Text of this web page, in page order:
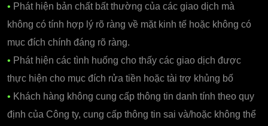
• Phát hiện bản chất bất thường của các giao dịch mà
không có tính hợp lý rõ ràng về mặt kinh tế hoặc không có
mục đích chính đáng rõ ràng.
• Phát hiện các tình huống cho thấy các giao dịch được
thực hiện cho mục đích rửa tiền hoặc tài trợ khủng bố
• Khách hàng không cung cấp thông tin danh tính theo quy
định của Công ty, cung cấp thông tin sai và/hoặc không thể